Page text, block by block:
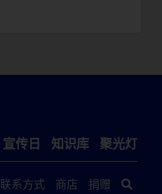
宣传日 知识库 聚光灯
联系方式 商店 捐赠